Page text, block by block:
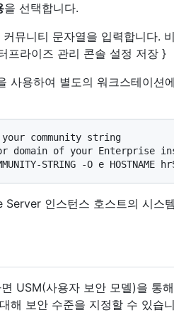
을 선택합니다.
커뮤니티 문자열을 입력합니다.
프라이즈 관리 콘솔 설정 저장 }
사용하여 별도의 워크스테이션
community string
domain of your Enterprise
STRING -O e HOSTNAME
인스턴스 호스트의 시스
USM(사용자 보안 모델)을 통
해 보안 수준을 지정할 수 있습